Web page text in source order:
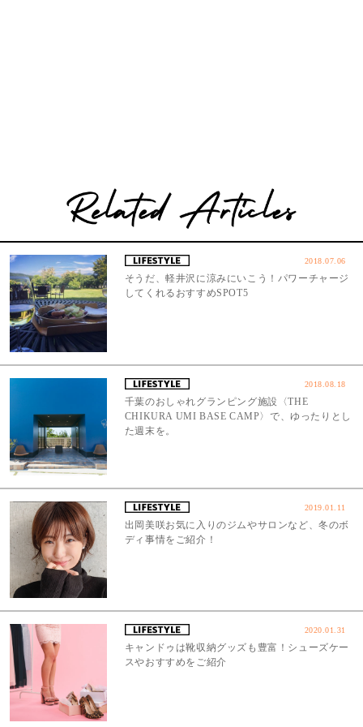
2018.07.06
そうだ、軽井沢に涼みにいこう！パワーチャージ
してくれるおすすめSPOT5
2018.08.18
千葉のおしゃれグランピング施設〈THE
CHIKURA UMI BASE CAMP〉で、ゆったりとし
た週末を。
2019.01.11
出岡美咲お気に入りのジムやサロンなど、冬のボ
ディ事情をご紹介！
2020.01.31
キャンドゥは靴収納グッズも豊富！シューズケー
スやおすすめをご紹介